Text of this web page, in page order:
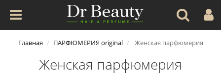
Главная ПАРФЮМЕРИЯ original Женская парфюмерия
Женская парфюмерия